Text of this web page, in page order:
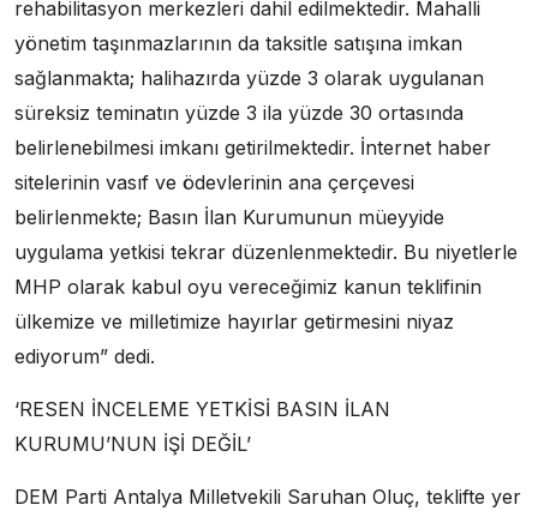
rehabilitasyon merkezleri dahil edilmektedir. Mahalli
yönetim taşınmazlarının da taksitle satışına imkan
sağlanmakta; halihazırda yüzde 3 olarak uygulanan
süreksiz teminatın yüzde 3 ila yüzde 30 ortasında
belirlenebilmesi imkanı getirilmektedir. İnternet haber
sitelerinin vasıf ve ödevlerinin ana çerçevesi
belirlenmekte; Basın İlan Kurumunun müeyyide
uygulama yetkisi tekrar düzenlenmektedir. Bu niyetlerle
MHP olarak kabul oyu vereceğimiz kanun teklifinin
ülkemize ve milletimize hayırlar getirmesini niyaz
ediyorum” dedi.
‘RESEN İNCELEME YETKİSİ BASIN İLAN
KURUMU’NUN İŞİ DEĞİL’
DEM Parti Antalya Milletvekili Saruhan Oluç, teklifte yer